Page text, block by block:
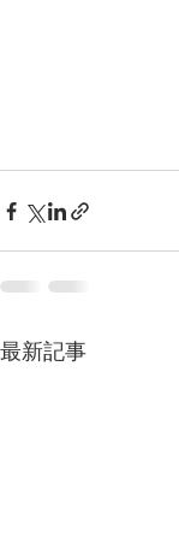
最新記事